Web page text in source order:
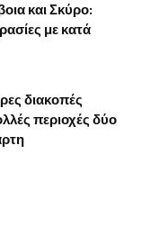
και Σκύρο:
με κατά
διακοπές
περιοχές δύο